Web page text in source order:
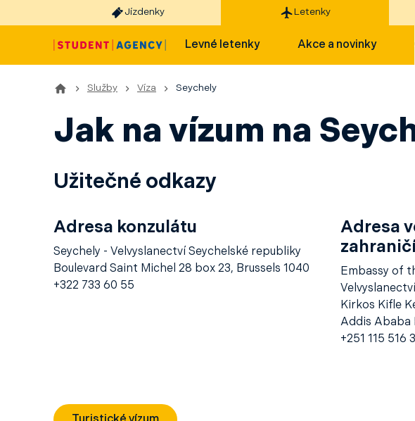
Jízdenky Letenky
Levné letenky Akce a novinky
Služby Víza Seychely
Jak na vízum na
Užitečné odkazy
Adresa konzulátu
Seychely - Velvyslanectví Seychelské republiky
Boulevard Saint Michel 28 box 23, Brussels 1040
+322 733 60 55
Adresa
zahraničí
Embassy of
Kirkos Kifle
Addis Ababa
+251 115 516